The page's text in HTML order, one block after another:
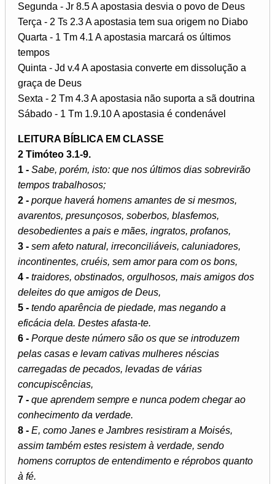
Segunda - Jr 8.5 A apostasia desvia o povo de Deus
Terça - 2 Ts 2.3 A apostasia tem sua origem no Diabo
Quarta - 1 Tm 4.1 A apostasia marcará os últimos
tempos
Quinta - Jd v.4 A apostasia converte em dissolução a
graça de Deus
Sexta - 2 Tm 4.3 A apostasia não suporta a sã doutrina
Sábado - 1 Tm 1.9.10 A apostasia é condenável
LEITURA BÍBLICA EM CLASSE
2 Timóteo 3.1-9.
1 - Sabe, porém, isto: que nos últimos dias sobrevirão
tempos trabalhosos;
2 - porque haverá homens amantes de si mesmos,
avarentos, presunçosos, soberbos, blasfemos,
desobedientes a pais e mães, ingratos, profanos,
3 - sem afeto natural, irreconciliáveis, caluniadores,
incontinentes, cruéis, sem amor para com os bons,
4 - traidores, obstinados, orgulhosos, mais amigos dos
deleites do que amigos de Deus,
5 - tendo aparência de piedade, mas negando a
eficácia dela. Destes afasta-te.
6 - Porque deste número são os que se introduzem
pelas casas e levam cativas mulheres néscias
carregadas de pecados, levadas de várias
concupiscências,
7 - que aprendem sempre e nunca podem chegar ao
conhecimento da verdade.
8 - E, como Janes e Jambres resistiram a Moisés,
assim também estes resistem à verdade, sendo
homens corruptos de entendimento e réprobos quanto
à fé.